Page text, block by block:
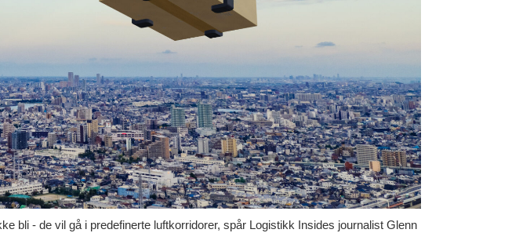
bli - de vil gå i predefinerte luftkorridorer, spår Logistikk Insides journalist Glenn